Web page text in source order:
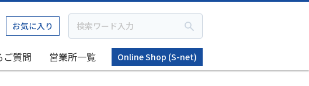
お気に入り
ご質問 営業所一覧
Online Shop (S-net)